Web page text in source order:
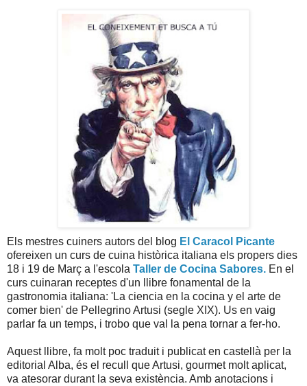
Els mestres cuiners autors del blog El Caracol Picante
ofereixen un curs de cuina històrica italiana els propers dies
18 i 19 de Març a l'escola Taller de Cocina Sabores. En el
curs cuinaran receptes d'un llibre fonamental de la
gastronomia italiana: 'La ciencia en la cocina y el arte de
comer bien' de Pellegrino Artusi (segle XIX). Us en vaig
parlar fa un temps, i trobo que val la pena tornar a fer-ho.
Aquest llibre, fa molt poc traduit i publicat en castellà per la
editorial Alba, és el recull que Artusi, gourmet molt aplicat,
va atesorar durant la seva existència. Amb anotacions i